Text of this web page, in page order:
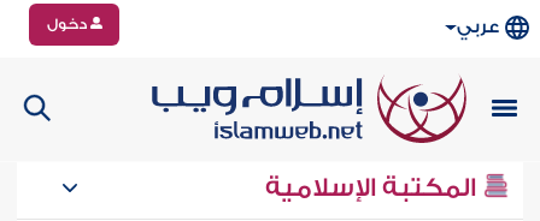
عربي دخول
المكتبة الإسلامية